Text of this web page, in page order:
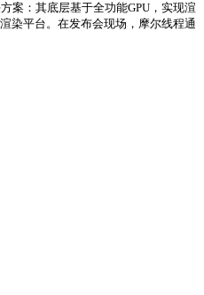
案：其底层基于全功能GPU，实现渲
染平台。在发布会现场，摩尔线程通